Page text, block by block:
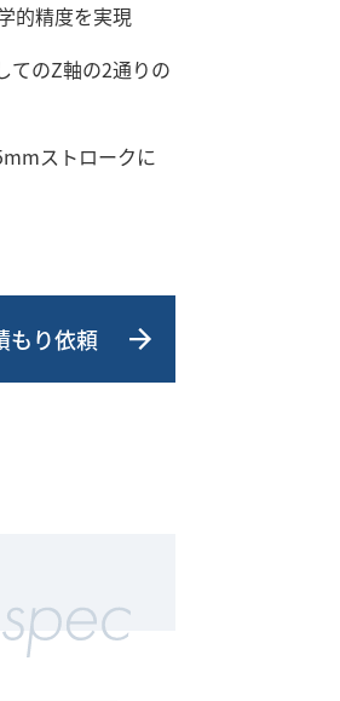
的精度を実現
てのZ軸の2通りの
ストロークに
もり依頼